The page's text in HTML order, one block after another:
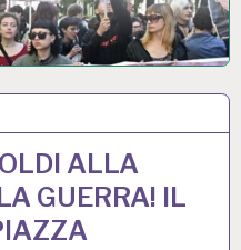
ALLA
GUERRA! IL